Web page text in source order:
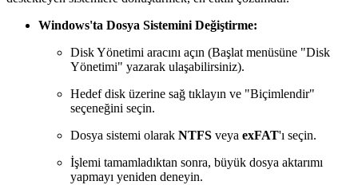
Windows'ta Dosya Sistemini Değiştirme:
Disk Yönetimi aracını açın (Başlat menüsüne "Disk
Yönetimi" yazarak ulaşabilirsiniz).
Hedef disk üzerine sağ tıklayın ve "Biçimlendir"
seçeneğini seçin.
Dosya sistemi olarak NTFS veya exFAT'ı seçin.
İşlemi tamamladıktan sonra, büyük dosya aktarımı
yapmayı yeniden deneyin.